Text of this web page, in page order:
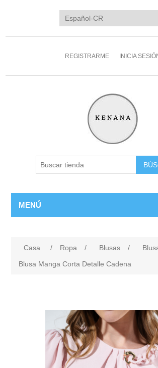
REGISTRARME INICIA
MENÚ
Casa / Ropa / Blusas /
Blusa Manga Corta Detalle Cadena